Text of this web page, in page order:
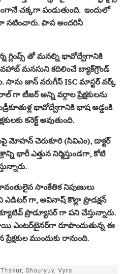
చక్కగా పండుతుంది. ఇందులో
నటించారు. పాప అందరినీ
గ్లింప్స్ తో మనల్ని భావోద్వేగానికి
మనసుని కదిలించే బ్యాక్‌గ్రౌండ్
జాన్ వరుగీస్ ISC మాస్టర్ వర్క్
గా టీజర్ అన్ని వర్గాల ప్రేక్షకులను
భావోద్వేగానికి భాష అడ్డంకి
కనెక్ట్‌ అవుతుంది.
మోహన్ చెరుకూరి (సివిఎం), డాక్టర్
భారీ ఎత్తున నిర్మిస్తుండగా, కోటి
సాంకేతిక నిపుణులు
ఎడిటర్ గా, అవినాష్ కొల్లా ప్రొడక్షన్
ప్రొడ్యూసర్ గా పని చేస్తున్నారు.
ఎంటర్‌టైనర్‌గా రూపొందుతున్న ఈ
ముందుకు రానుంది.
Shouryuv, Vyra